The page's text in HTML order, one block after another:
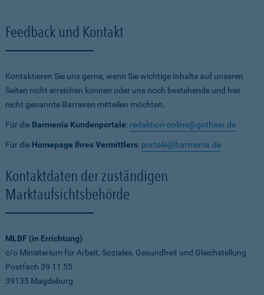
Feedback und Kontakt
Kontaktieren Sie uns gerne, wenn Sie wichtige Inhalte auf unseren
Seiten nicht erreichen können oder uns noch bestehende und hier
nicht genannte Barrieren mitteilen möchten.
Für die Barmenia Kundenportale: redaktion-online@gothaer.de
Für die Homepage Ihres Vermittlers: portale@barmenia.de
Kontaktdaten der zuständigen
Marktaufsichtsbehörde
MLBF (in Errichtung)
c/o Ministerium für Arbeit, Soziales, Gesundheit und Gleichstellung
Postfach 39 11 55
39135 Magdeburg